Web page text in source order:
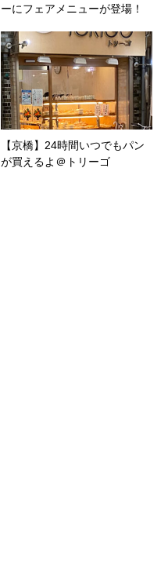
ーにフェアメニューが登場！
【京橋】24時間いつでもパン
が買えるよ＠トリーゴ